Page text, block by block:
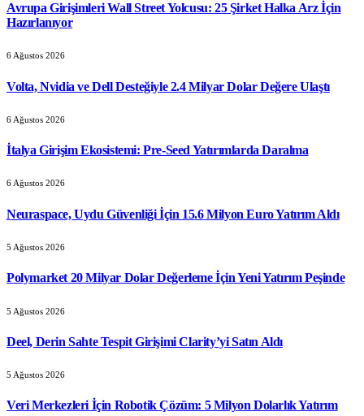
Avrupa Girişimleri Wall Street Yolcusu: 25 Şirket Halka Arz İçin
Hazırlanıyor
6 Ağustos 2026
Volta, Nvidia ve Dell Desteğiyle 2.4 Milyar Dolar Değere Ulaştı
6 Ağustos 2026
İtalya Girişim Ekosistemi: Pre-Seed Yatırımlarda Daralma
6 Ağustos 2026
Neuraspace, Uydu Güvenliği İçin 15.6 Milyon Euro Yatırım Aldı
5 Ağustos 2026
Polymarket 20 Milyar Dolar Değerleme İçin Yeni Yatırım Peşinde
5 Ağustos 2026
Deel, Derin Sahte Tespit Girişimi Clarity’yi Satın Aldı
5 Ağustos 2026
Veri Merkezleri İçin Robotik Çözüm: 5 Milyon Dolarlık Yatırım